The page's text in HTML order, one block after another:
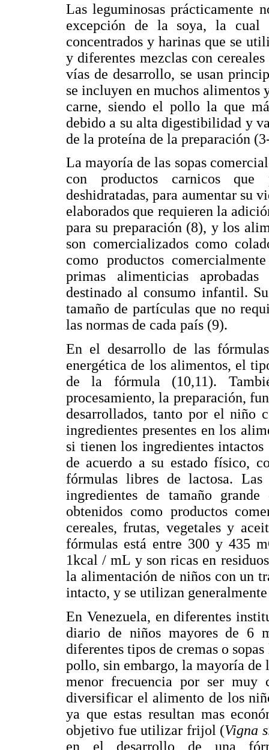
Las leguminosas
excepción de la soya, la cual
concentrados y harinas que se
y diferentes mezclas con
vías de desarrollo, se usan
se incluyen en muchos alimentos
carne, siendo el pollo la que
debido a su alta digestibilidad y
de la proteína de la preparación
La mayoría de las sopas
con productos carnicos que
deshidratadas, para aumentar su
elaborados que requieren la
para su preparación (8), y los
son comercializados como
como productos
primas alimenticias
destinado al consumo infantil.
tamaño de partículas que no
las normas de cada país (9).
En el desarrollo de las
energética de los alimentos, el
de la fórmula (10,11).
procesamiento, la preparación,
desarrollados, tanto por el niño
ingredientes presentes en los
si tienen los ingredientes
de acuerdo a su estado físico,
fórmulas libres de lactosa. Las
ingredientes de tamaño
obtenidos como productos
cereales, frutas, vegetales y
fórmulas está entre 300 y 435
1kcal / mL y son ricas en
la alimentación de niños con un
intacto, y se utilizan
En Venezuela, en diferentes
diario de niños mayores de 6
diferentes tipos de cremas o
pollo, sin embargo, la mayoría de
menor frecuencia por ser muy
diversificar el alimento de los
ya que estas resultan mas
objetivo fue utilizar frijol (Vigna
en el desarrollo de una